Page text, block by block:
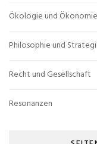
Ökologie und Ökonomie
Philosophie und
Recht und Gesellschaft
Resonanzen